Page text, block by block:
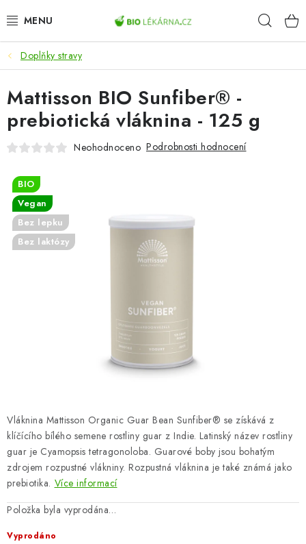
na
AKCE
DOPLŇKY STRAVY
PŘÍRODNÍ KOSMETIKA
ZDRAVÉ POTRAVINY
PŘÍSTROJE
Odborný garant MUDr. Monika Klaudysová
Obchodní podmínky Kontakty
Doplňky stravy
Vláknina Mattisson Organic Guar Bean Sunfiber® se získává z
klíčícího bílého semene rostliny guar z Indie. Latinský název rostliny
guar je Cyamopsis tetragonoloba. Guarové boby jsou bohatým
zdrojem rozpustné vlákniny. Rozpustná vláknina je také známá jako
prebiotika. Více informací
Položka byla vyprodána…
Vyprodáno
Mattisson BIO Sunfiber® -
prebiotická vláknina - 125 g
Neohodnoceno Podrobnosti hodnocení
BIO
Vegan
Bez lepku
Bez laktózy